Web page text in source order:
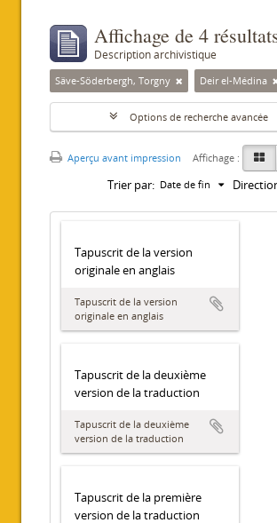
Affichage de 4
Description archivistique
Säve-Söderbergh, Torgny Deir el-Médina
Options de recherche avancée
Aperçu avant impression Affichage :
Trier par: Date de fin
Tapuscrit de la version
originale en anglais
Tapuscrit de la version
originale en anglais
Tapuscrit de la deuxième
version de la traduction
Tapuscrit de la deuxième
version de la traduction
Tapuscrit de la première
version de la traduction